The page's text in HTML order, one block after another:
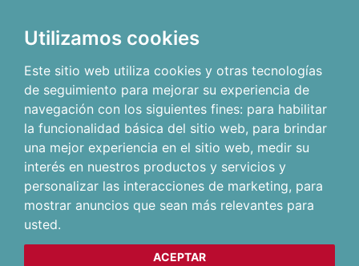
Utilizamos cookies
Este sitio web utiliza cookies y otras tecnologías
de seguimiento para mejorar su experiencia de
navegación con los siguientes fines: para habilitar
la funcionalidad básica del sitio web, para brindar
una mejor experiencia en el sitio web, medir su
interés en nuestros productos y servicios y
personalizar las interacciones de marketing, para
mostrar anuncios que sean más relevantes para
usted.
ACEPTAR